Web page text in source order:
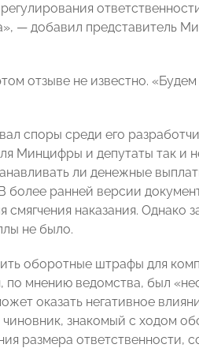
— добавил представитель
отзыве не известно. «Будем
споры среди его
Минцифры и депутаты так и
ли денежные
более ранней версии
наказания. Однако
не было.
оборотные штрафы для
по мнению ведомства, был
оказать негативное
знакомый с ходом
размера ответственности,